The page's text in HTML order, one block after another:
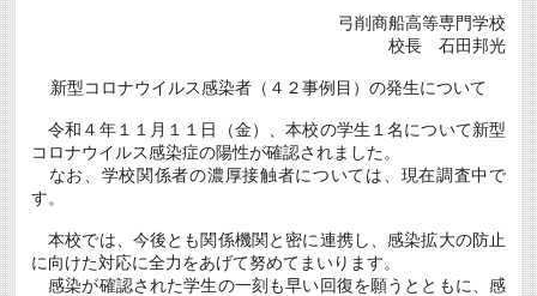
補
募
集
に
は
弓削商船高等専門学校
校長 石田邦光
新型コロナウイルス感染者（４２事例目）の発生について
令和４年１１月１１日（金）、本校の学生１名について新型
コロナウイルス感染症の陽性が確認されました。
なお、学校関係者の濃厚接触者については、現在調査中で
す。
本校では、今後とも関係機関と密に連携し、感染拡大の防止
に向けた対応に全力をあげて努めてまいります。
感染が確認された学生の一刻も早い回復を願うとともに、感